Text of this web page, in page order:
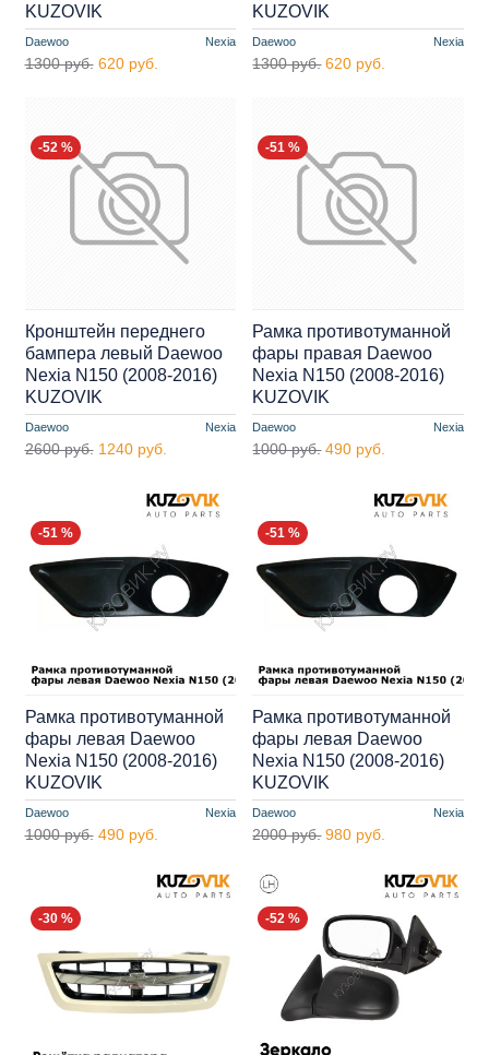
Daewoo Nexia
KUZOVIK
1300 руб. 620 руб.
Daewoo Nexia
KUZOVIK
1300 руб. 620 руб.
-52 %
Daewoo Nexia
Кронштейн переднего
бампера левый Daewoo
Nexia N150 (2008-2016)
KUZOVIK
2600 руб. 1240 руб.
-51 %
Daewoo Nexia
Рамка противотуманной
фары правая Daewoo
Nexia N150 (2008-2016)
KUZOVIK
1000 руб. 490 руб.
-51 %
Daewoo Nexia
Рамка противотуманной
фары левая Daewoo
Nexia N150 (2008-2016)
KUZOVIK
1000 руб. 490 руб.
-51 %
Daewoo Nexia
Рамка противотуманной
фары левая Daewoo
Nexia N150 (2008-2016)
KUZOVIK
2000 руб. 980 руб.
-30 % -52 %